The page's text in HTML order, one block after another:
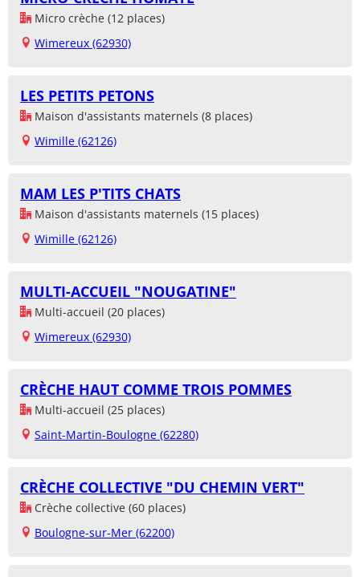
Micro crèche (12 places)
Wimereux (62930)
LES PETITS PETONS
Maison d'assistants maternels (8 places)
Wimille (62126)
MAM LES P'TITS CHATS
Maison d'assistants maternels (15 places)
Wimille (62126)
MULTI-ACCUEIL "NOUGATINE"
Multi-accueil (20 places)
Wimereux (62930)
CRÈCHE HAUT COMME TROIS POMMES
Multi-accueil (25 places)
Saint-Martin-Boulogne (62280)
CRÈCHE COLLECTIVE "DU CHEMIN VERT"
Crèche collective (60 places)
Boulogne-sur-Mer (62200)